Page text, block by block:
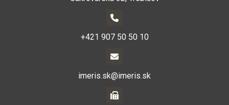
+421 907 50 50 10
imeris.sk@imeris.sk